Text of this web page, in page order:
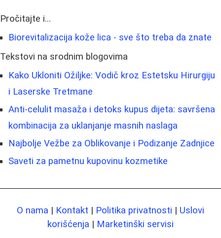
Pročitajte i...
Biorevitalizacija kože lica - sve što treba da znate
Tekstovi na srodnim blogovima
Kako Ukloniti Ožiljke: Vodič kroz Estetsku Hirurgiju
i Laserske Tretmane
Anti-celulit masaža i detoks kupus dijeta: savršena
kombinacija za uklanjanje masnih naslaga
Najbolje Vežbe za Oblikovanje i Podizanje Zadnjice
Saveti za pametnu kupovinu kozmetike
O nama | Kontakt | Politika privatnosti | Uslovi
korišćenja | Marketinški servisi